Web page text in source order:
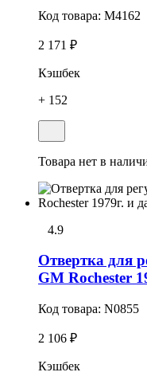
Код товара: M4162
2 171 ₽
Кэшбек
+ 152
Товара нет в
4.9
Отвертка для
GM Rochester
Код товара: N0855
2 106 ₽
Кэшбек